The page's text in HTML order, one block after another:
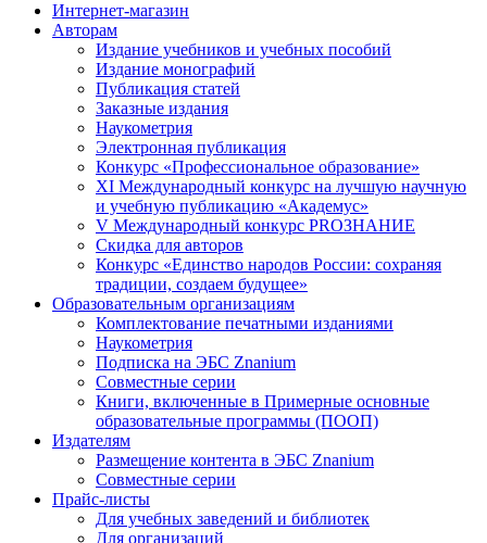
Интернет-магазин
Авторам
Издание учебников и учебных пособий
Издание монографий
Публикация статей
Заказные издания
Наукометрия
Электронная публикация
Конкурс «Профессиональное образование»
XI Международный конкурс на лучшую научную
и учебную публикацию «Академус»
V Международный конкурс PROЗНАНИЕ
Скидка для авторов
Конкурс «Единство народов России: сохраняя
традиции, создаем будущее»
Образовательным организациям
Комплектование печатными изданиями
Наукометрия
Подписка на ЭБС Znanium
Совместные серии
Книги, включенные в Примерные основные
образовательные программы (ПООП)
Издателям
Размещение контента в ЭБС Znanium
Совместные серии
Прайс-листы
Для учебных заведений и библиотек
Для организаций